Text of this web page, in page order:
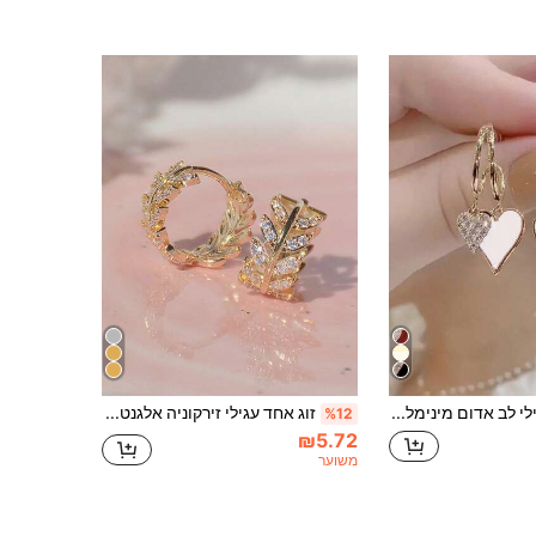
זוג אחד עגילי לב אדום מינימליסטיים אלגנטיים, מתנה לוולנטיין לנשים %12 זוג אחד עגילי זירקוניה אלגנטיים לנערות, מתאים לבנות ללבוש יומיומי, ללבוש למסיבה או מתנת יום הולדת
₪5.72
משוער